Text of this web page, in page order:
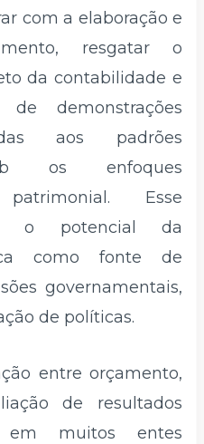
com a elaboração e
resgatar o
da contabilidade e
demonstrações
aos padrões
os enfoques
Esse
o potencial da
como fonte de
governamentais,
de políticas.
entre orçamento,
de resultados
muitos entes